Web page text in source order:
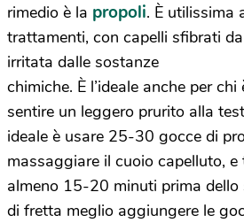
rimedio è la propoli. È utilissima
trattamenti, con capelli sfibrati
irritata dalle sostanze
chimiche. È l’ideale anche per
sentire un leggero prurito alla
ideale è usare 25-30 gocce di
massaggiare il cuoio capelluto, e
almeno 15-20 minuti prima dello
di fretta meglio aggiungere le